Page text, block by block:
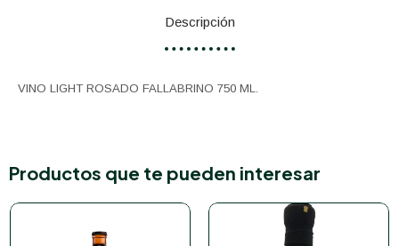
Descripción
VINO LIGHT ROSADO FALLABRINO 750 ML.
Productos que te pueden interesar